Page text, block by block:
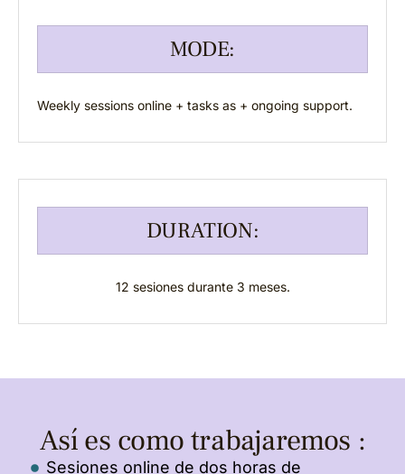
MODE:
Weekly sessions online + tasks as + ongoing support.
DURATION:
12 sesiones durante 3 meses.
Así es como trabajaremos :
Sesiones online de dos horas de